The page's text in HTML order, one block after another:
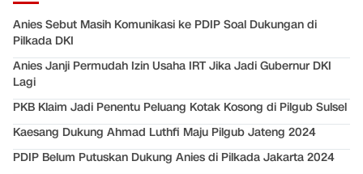
Anies Sebut Masih Komunikasi ke PDIP Soal Dukungan di
Pilkada DKI
Anies Janji Permudah Izin Usaha IRT Jika Jadi Gubernur DKI
Lagi
PKB Klaim Jadi Penentu Peluang Kotak Kosong di Pilgub Sulsel
Kaesang Dukung Ahmad Luthfi Maju Pilgub Jateng 2024
PDIP Belum Putuskan Dukung Anies di Pilkada Jakarta 2024